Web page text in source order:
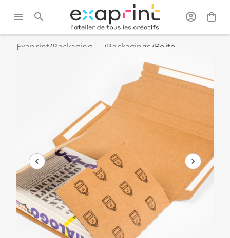
Exaprint/Packaging
/Packagings/Boite
pour livres